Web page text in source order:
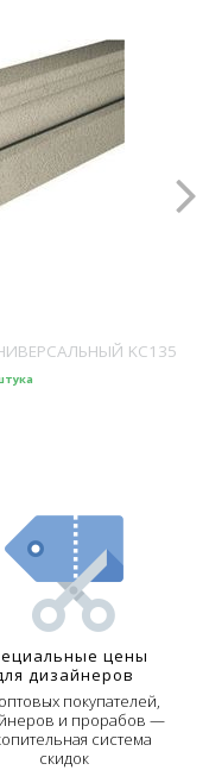
KC135
цены
дизайнеров
покупателей,
и прорабов —
система
скидок